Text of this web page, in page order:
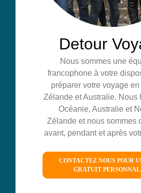
Detour
Nous sommes une
francophone à votre
préparer votre voyage
Zélande et Australie. Nous
Océanie, Australie et
Zélande et nous sommes
avant, pendant et après
CONTACTEZ NOUS POUR
GRATUIT